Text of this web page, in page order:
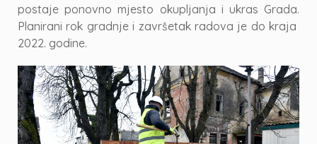
postaje ponovno mjesto okupljanja i ukras Grada.
Planirani rok gradnje i završetak radova je do kraja
2022. godine.